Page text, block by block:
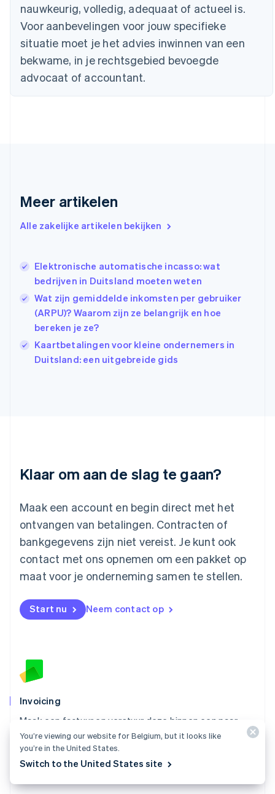
nauwkeurig, volledig, adequaat of actueel is.
Voor aanbevelingen voor jouw specifieke
situatie moet je het advies inwinnen van een
bekwame, in je rechtsgebied bevoegde
advocaat of accountant.
Meer artikelen
Alle zakelijke artikelen bekijken
Elektronische automatische incasso: wat
bedrijven in Duitsland moeten weten
Wat zijn gemiddelde inkomsten per gebruiker
(ARPU)? Waarom zijn ze belangrijk en hoe
bereken je ze?
Kaartbetalingen voor kleine ondernemers in
Duitsland: een uitgebreide gids
Klaar om aan de slag te gaan?
Maak een account en begin direct met het
ontvangen van betalingen. Contracten of
bankgegevens zijn niet vereist. Je kunt ook
contact met ons opnemen om een pakket op
maat voor je onderneming samen te stellen.
Start nu Neem contact op
Invoicing
Maak een factuur en verstuur deze binnen een paar
minuten naar je klanten, zonder dat je iets hoeft te
programmeren.
Alles over Invoicing
Cyprus
English
Denemarken
English
Duitsland
DeutschEnglish
English
English
English
Ierland
English
India
English
Italië
ItalianoEnglish
日本語English
Kroatië
FrançaisDeutschEnglish
English
Malta
English
Mexico
Nederland
NederlandsEnglish
English
Noorwegen
Polen
English
Português
Singapore
English简体中文
Slovenië
Slowakije
You’re viewing our website for Belgium, but it looks like
you’re in the United States.
Switch to the United States site